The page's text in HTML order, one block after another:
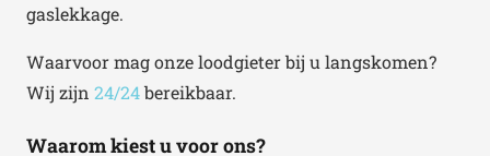
gaslekkage.
Waarvoor mag onze loodgieter bij u langskomen?
Wij zijn 24/24bereikbaar.
Waarom kiest u voor ons?